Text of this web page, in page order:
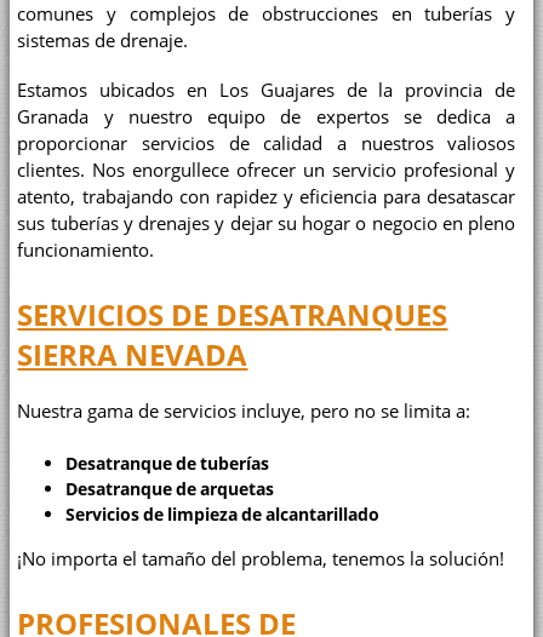
comunes y complejos de obstrucciones en tuberías y
sistemas de drenaje.
Estamos ubicados en Los Guajares de la provincia de
Granada y nuestro equipo de expertos se dedica a
proporcionar servicios de calidad a nuestros valiosos
clientes. Nos enorgullece ofrecer un servicio profesional y
atento, trabajando con rapidez y eficiencia para desatascar
sus tuberías y drenajes y dejar su hogar o negocio en pleno
funcionamiento.
SERVICIOS DE DESATRANQUES
SIERRA NEVADA
Nuestra gama de servicios incluye, pero no se limita a:
Desatranque de tuberías
Desatranque de arquetas
Servicios de limpieza de alcantarillado
¡No importa el tamaño del problema, tenemos la solución!
PROFESIONALES DE